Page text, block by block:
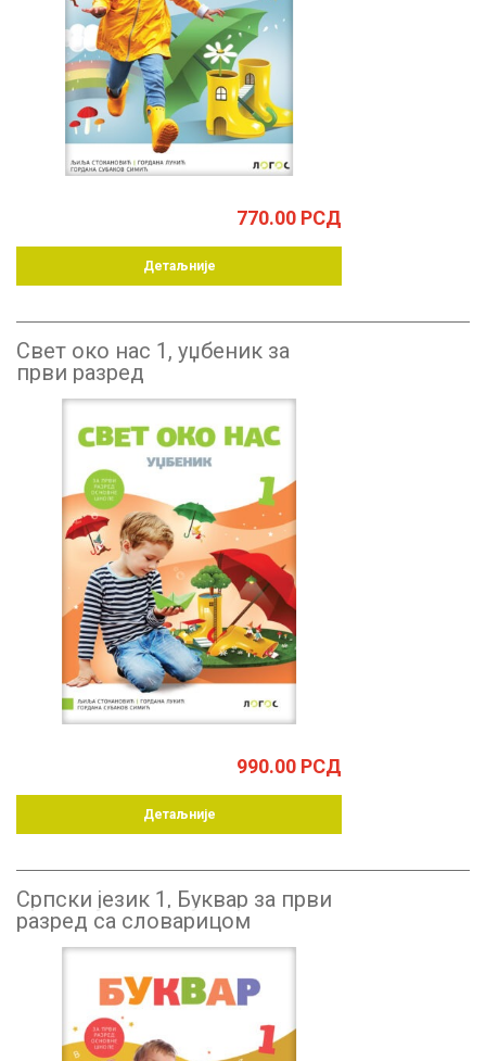
770.00 РСД
Детаљније
Свет око нас 1, уџбеник за
први разред
990.00 РСД
Детаљније
Српски језик 1, Буквар за први
разред са словарицом